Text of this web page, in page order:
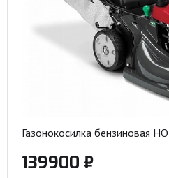
Газонокосилка бензиновая
139900 ₽